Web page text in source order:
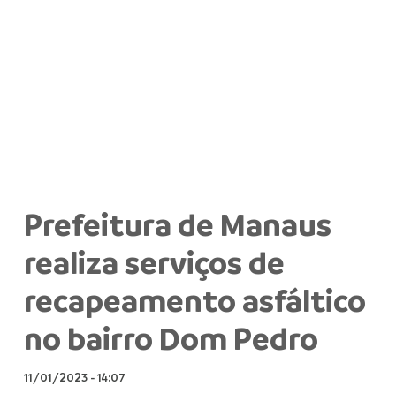
Prefeitura de Manaus
realiza serviços de
recapeamento asfáltico
no bairro Dom Pedro
11/01/2023-14:07